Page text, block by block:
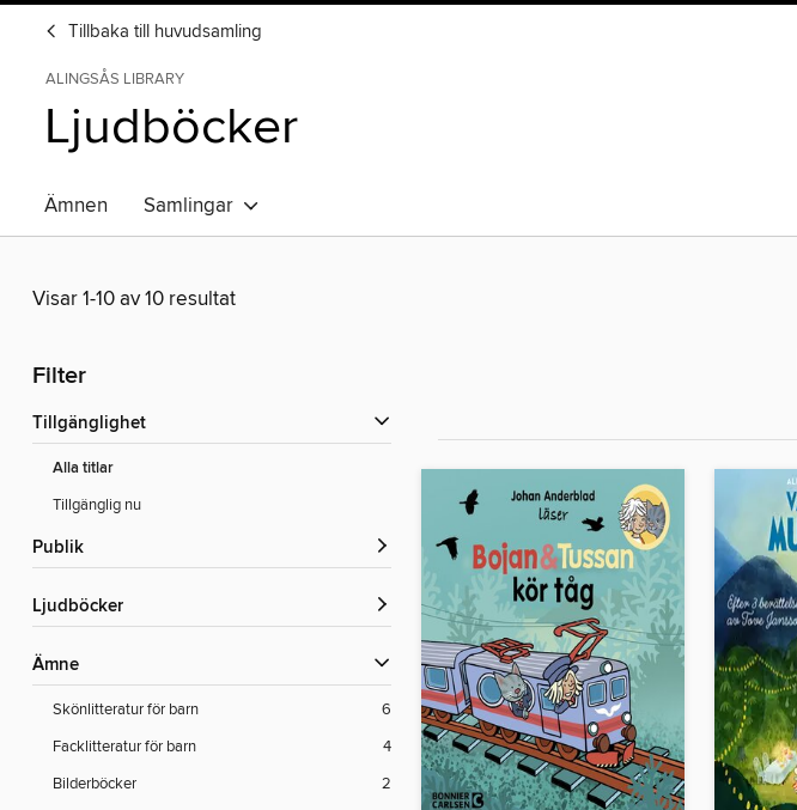
Tillbaka till huvudsamling
ALINGSÅS LIBRARY
Ljudböcker
Ämnen Samlingar
Visar 1-10 av 10 resultat
Filter
Tillgänglighet
Alla titlar
Tillgänglig nu
Publik
Ljudböcker
Ämne
Skönlitteratur för barn
6
Facklitteratur för barn
4
Bilderböcker
2